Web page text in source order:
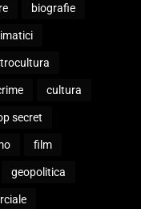
biografie
cultura
secret
film
geopolitica